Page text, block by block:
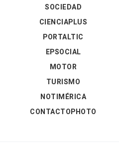
SOCIEDAD
CIENCIAPLUS
PORTALTIC
EPSOCIAL
MOTOR
TURISMO
NOTIMÉRICA
CONTACTOPHOTO